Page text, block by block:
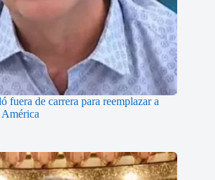
fuera de carrera para reemplazar a